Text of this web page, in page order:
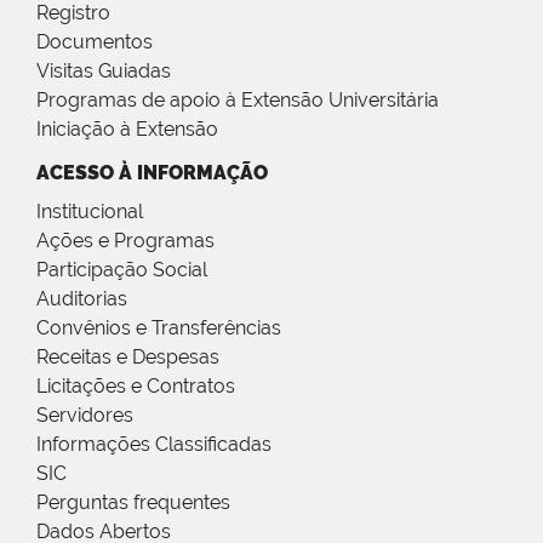
Registro
Documentos
Visitas Guiadas
Programas de apoio à Extensão Universitária
Iniciação à Extensão
ACESSO À INFORMAÇÃO
Institucional
Ações e Programas
Participação Social
Auditorias
Convênios e Transferências
Receitas e Despesas
Licitações e Contratos
Servidores
Informações Classificadas
SIC
Perguntas frequentes
Dados Abertos